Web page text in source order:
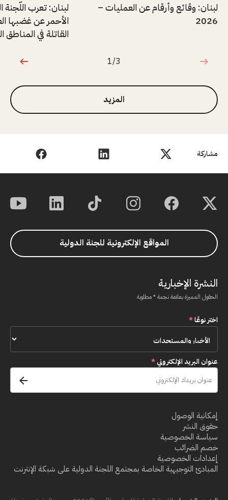
مشاركة
لبنان: وقائع وأرقام عن العمليات –
2026
لبنان: تعرب اللّجنة
الأحمر عن غضبها
القاتلة في المناطق
1 من 3
1/3
المزيد
المواقع الإلكترونية للجنة الدولية
النشرة الإخبارية
الحقول المميزة بعلامة نجمة * مطلوبة
اختر نوعًا*
عنوان البريد الإلكتروني*
إمكانية الوصول
حقوق النشر
سياسة الخصوصية
خصم الضرائب
إعدادات الخصوصية
المبادئ التوجيهية الخاصة بمجتمع اللجنة الدولية على شبكة الإنترنت